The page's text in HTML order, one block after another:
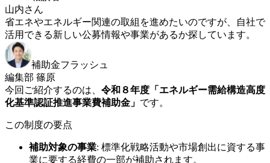
山内さん
省エネやエネルギー関連の取組を進めたいのですが、自社で
活用できる新しい公募情報や事業があるか探しています。
補助金フラッシュ
編集部 篠原
今回ご紹介するのは、 令和８年度「エネルギー需給構造高度
化基準認証推進事業費補助金」 です。
この制度の要点
補助対象の事業: 標準化戦略活動や市場創出に資する事
業に要する経費の一部が補助されます。